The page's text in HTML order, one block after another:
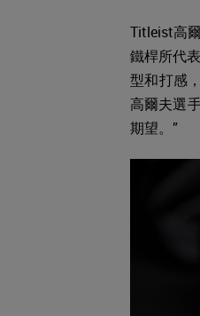
Titleist高
鐵桿所代
型和打感
高爾夫選
期望。”